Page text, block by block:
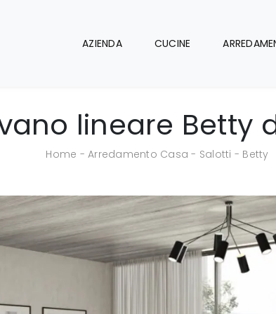
AZIENDA CUCINE
lineare Betty
Home -Arredamento Casa - Salotti - Betty